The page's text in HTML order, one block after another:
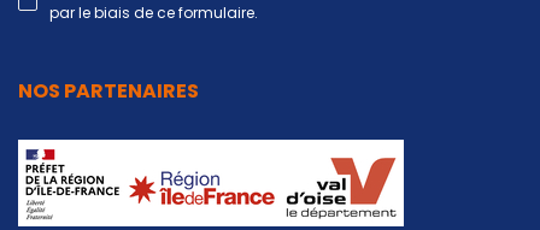
par le biais de ce formulaire.
NOS PARTENAIRES